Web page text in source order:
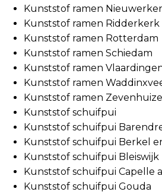
Kunststof ramen
Kunststof ramen Ridderkerk
Kunststof ramen Rotterdam
Kunststof ramen Schiedam
Kunststof ramen
Kunststof ramen
Kunststof ramen
Kunststof schuifpui
Kunststof schuifpui
Kunststof schuifpui Berkel
Kunststof schuifpui Bleiswijk
Kunststof schuifpui Capelle
Kunststof schuifpui Gouda